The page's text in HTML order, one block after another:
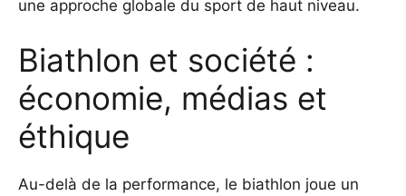
une approche globale du sport de haut niveau.
Biathlon et société :
économie, médias et
éthique
Au-delà de la performance, le biathlon joue un